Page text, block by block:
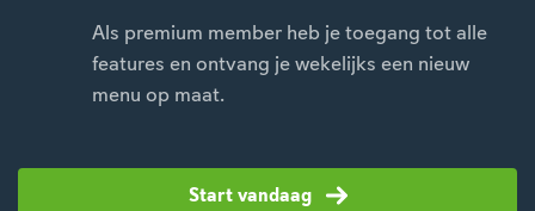
Als premium member heb je toegang tot alle
features en ontvang je wekelijks een nieuw
menu op maat.
Start vandaag